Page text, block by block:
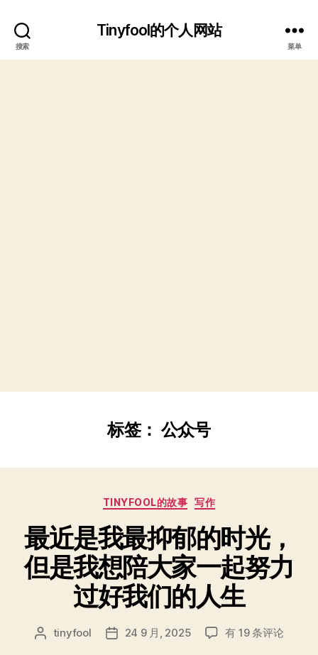
搜索
Tinyfool的个人网站
菜单
标签： 公众号
分
TINYFOOL的故事 写作
最近是我最抑郁的时光，
但是我想陪大家一起努力
过好我们的人生
文 tinyfool
发 24 9 月, 2025
最
有 19 条评论